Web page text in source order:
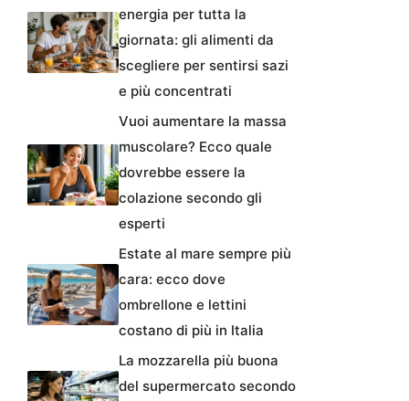
energia per tutta la
giornata: gli alimenti da
scegliere per sentirsi sazi
e più concentrati
Vuoi aumentare la massa
muscolare? Ecco quale
dovrebbe essere la
colazione secondo gli
esperti
Estate al mare sempre più
cara: ecco dove
ombrellone e lettini
costano di più in Italia
La mozzarella più buona
del supermercato secondo